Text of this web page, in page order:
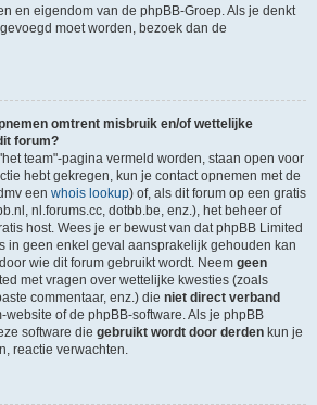
en eigendom van de phpBB-Groep. Als je denkt
moet worden, bezoek dan de
omtrent misbruik en/of wettelijke
forum?
team"-pagina vermeld worden, staan open voor
hebt gekregen, kun je contact opnemen met de
een whois lookup) of, als dit forum op een gratis
nl.forums.cc, dotbb.be, enz.), het beheer of
host. Wees je er bewust van dat phpBB Limited
in geen enkel geval aansprakelijk gehouden kan
wie dit forum gebruikt wordt. Neem geen
met vragen over wettelijke kwesties (zoals
commentaar, enz.) die niet direct verband
website of de phpBB-software. Als je phpBB
software die gebruikt wordt door derden kun je
reactie verwachten.